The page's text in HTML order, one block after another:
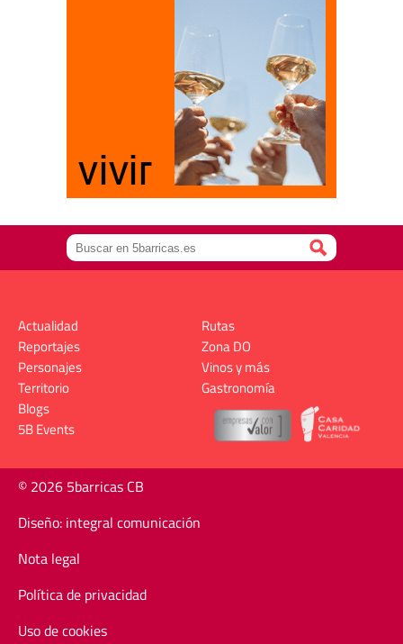
Actualidad
Reportajes
Personajes
Territorio
Rutas
Zona DO
Vinos y más
Gastronomía
Blogs
5B Events
© 2026 5barricas CB
Diseño: integral comunicación
Nota legal
Política de privacidad
Uso de cookies